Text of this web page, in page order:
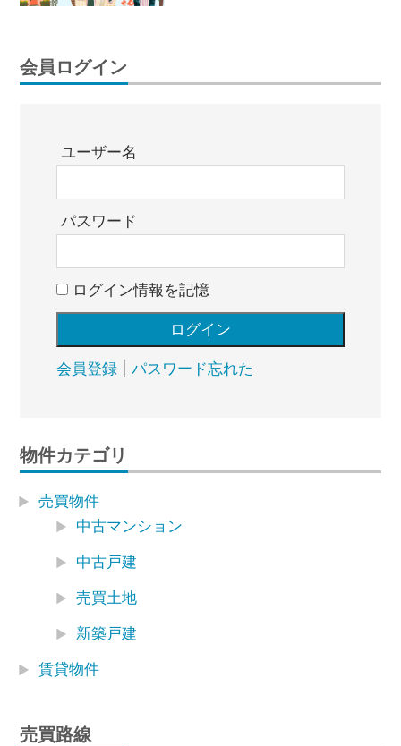
会員ログイン
ユーザー名
パスワード
ログイン情報を記憶
会員登録| パスワード忘れた
物件カテゴリ
売買物件
中古マンション
中古戸建
売買土地
新築戸建
賃貸物件
売買路線